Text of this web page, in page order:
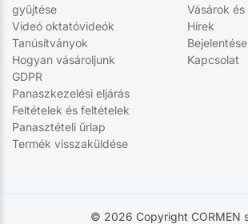
gyűjtése
Videó oktatóvideók
Tanúsítványok
Hogyan vásároljunk
GDPR
Panaszkezelési eljárás
Feltételek és feltételek
Panasztételi űrlap
Termék visszaküldése
Vásárok
Hírek
Kapcsolat
© 2026 Copyright CORMEN